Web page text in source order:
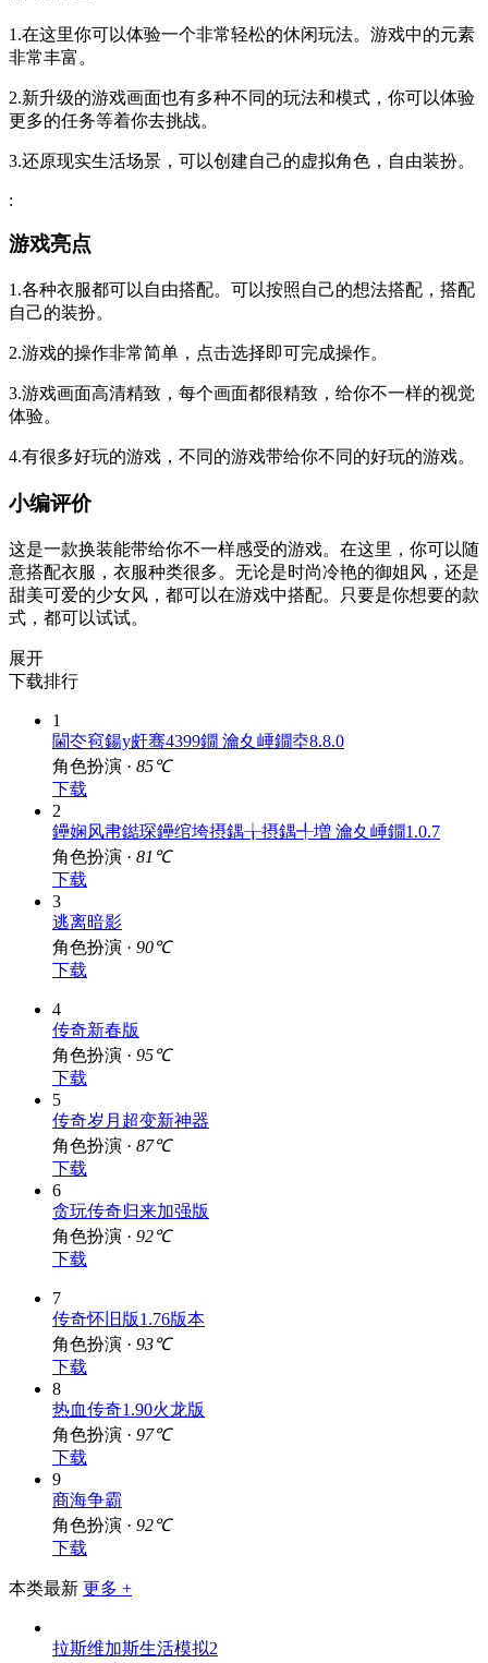
1.在这里你可以体验一个非常轻松的休闲玩法。游戏中的元素
非常丰富。
2.新升级的游戏画面也有多种不同的玩法和模式，你可以体验
更多的任务等着你去挑战。
3.还原现实生活场景，可以创建自己的虚拟角色，自由装扮。
游戏亮点
1.各种衣服都可以自由搭配。可以按照自己的想法搭配，搭配
自己的装扮。
2.游戏的操作非常简单，点击选择即可完成操作。
3.游戏画面高清精致，每个画面都很精致，给你不一样的视觉
体验。
4.有很多好玩的游戏，不同的游戏带给你不同的好玩的游戏。
小编评价
这是一款换装能带给你不一样感受的游戏。在这里，你可以随
意搭配衣服，衣服种类很多。无论是时尚冷艳的御姐风，还是
甜美可爱的少女风，都可以在游戏中搭配。只要是你想要的款
式，都可以试试。
下载排行
閫冭窇鍚у皯骞4399鐗 瀹夊崜鐗坴8.8.0
角色扮演 ·85℃
下载
2
鑸娴风帇鐑琛鑸绾垮摂鍝╁摂鍝╃増 瀹夊崜鐗1.0.7
角色扮演 ·81℃
下载
3
逃离暗影
角色扮演 ·
下载
传奇新春版
角色扮演 ·95℃
下载
5
传奇岁月超变新神器
角色扮演 ·87℃
下载
6
贪玩传奇归来加强版
角色扮演 ·92℃
下载
传奇怀旧版1.76版本
角色扮演 ·93℃
下载
8
热血传奇1.90火龙版
角色扮演 ·97℃
下载
9
商海争霸
角色扮演 ·
下载
本类最新
拉斯维加斯生活模拟2
角色扮演 · 104.55MB